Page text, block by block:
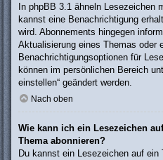
In phpBB 3.1 ähneln Lesezeichen
kannst eine Benachrichtigung
wird. Abonnements hingegen
Aktualisierung eines Themas oder
Benachrichtigungsoptionen für
können im persönlichen Bereich
einstellen“ geändert werden.
Nach oben
Wie kann ich ein Lesezeichen
Thema abonnieren?
Du kannst ein Lesezeichen auf ein